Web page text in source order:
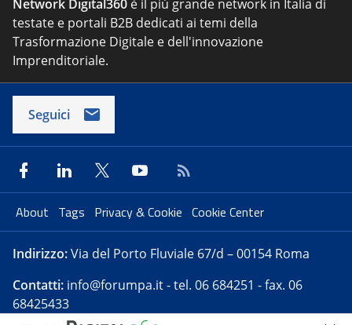
Network Digital360 è il più grande network in Italia di
testate e portali B2B dedicati ai temi della
Trasformazione Digitale e dell'innovazione
Imprenditoriale.
Seguici
About Tags Privacy & Cookie Cookie Center
Indirizzo:Via del Porto Fluviale 67/d – 00154 Roma
Contatti: info@forumpa.it- tel. 06 684251 - fax. 06
68425433